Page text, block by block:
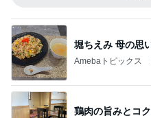
堀ちえみ 母の思
Amebaトピックス
鶏肉の旨みとコ